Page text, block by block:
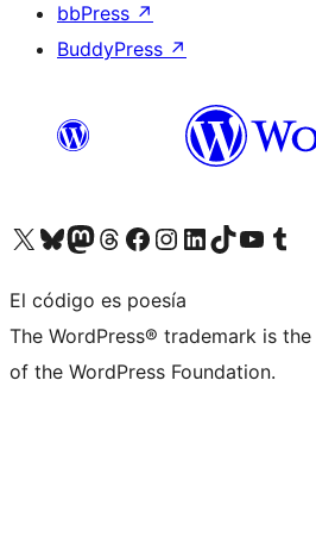
bbPress ↗
BuddyPress ↗
Visita nuestra cuenta de X (anteriormente Twitter)
Visita nuestra cuenta de Bluesky
Visita nuestra cuenta de Mastodon
Visita nuestra cuenta de Threads
Visita nuestra página de Facebook
Visita nuestra cuenta de Instagram
Visita nuestra cuenta de LinkedIn
Visita nuestra cuenta de TikTok
Visita nuestro canal de
Visita nuestra
El código es poesía
The WordPress® trademark is
of the WordPress Foundation.